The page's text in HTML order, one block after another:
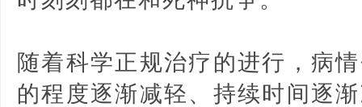
随着科学正规治疗的进行，病
的程度逐渐减轻、持续时间逐